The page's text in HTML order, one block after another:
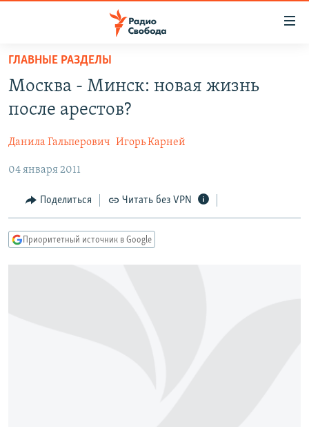
упрощенного
доступа
основному
Вернутся
главной
навигации
Вернутся
АВТОРСКИЕ ПРОЕКТЫ
ЦИТАТЫ СВОБОДЫ
МНЕНИЯ
КУЛЬТУРА
IDEL.РЕАЛИИ
КАВКАЗ.РЕАЛИИ
ГЛАВНЫЕ РАЗДЕЛЫ
Москва - Минск: новая жизнь
после арестов?
Данила Гальперович Игорь Карней
04 января 2011
Поделиться Читать без VPN
Приоритетный источник в Google